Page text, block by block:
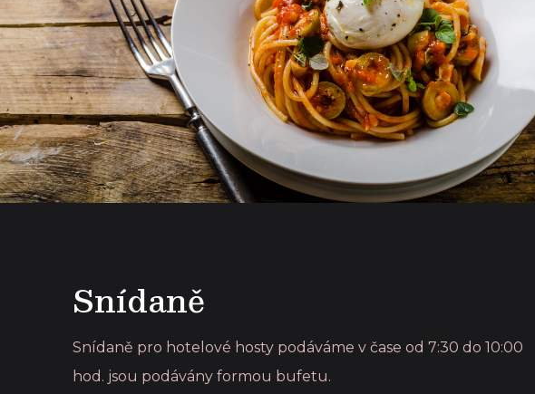
Snídaně
Snídaně pro hotelové hosty podáváme v čase od 7:30 do 10:00
hod. jsou podávány formou bufetu.